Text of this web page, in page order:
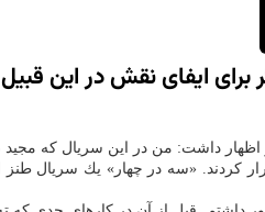
ایفای نقش در این
به خبرنگار مهر اظهار داشت: من در این سریال
كردند. «سه در چهار» یك سریال